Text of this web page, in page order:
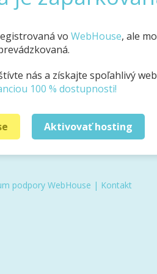
vo WebHouse, ale
nás a získajte spoľahlivý
100 % dostupnosti!
Aktivovať hosting
podpory WebHouse | Kontakt